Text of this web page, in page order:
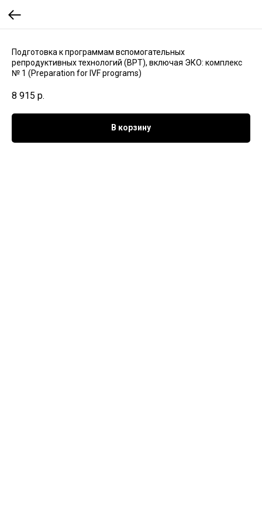
Подготовка к программам вспомогательных
репродуктивных технологий (ВРТ), включая ЭКО: комплекс
№ 1 (Preparation for IVF programs)
8 915 р.
В корзину